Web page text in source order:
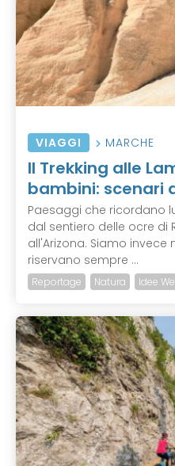
VIAGGI MARCHE
Il Trekking alle
bambini: scenari
Paesaggi che ricordano
dal sentiero delle ocre di
all'Arizona. Siamo invece
riservano sempre ...
Reportage Natura Idee